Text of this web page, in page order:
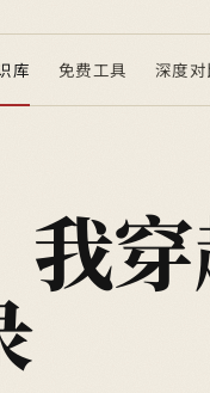
库 免费工具 深度对
我